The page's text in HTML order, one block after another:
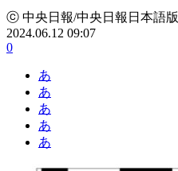
ⓒ 中央日報/中央日報日本語版
2024.06.12 09:07
0
あ
あ
あ
あ
あ